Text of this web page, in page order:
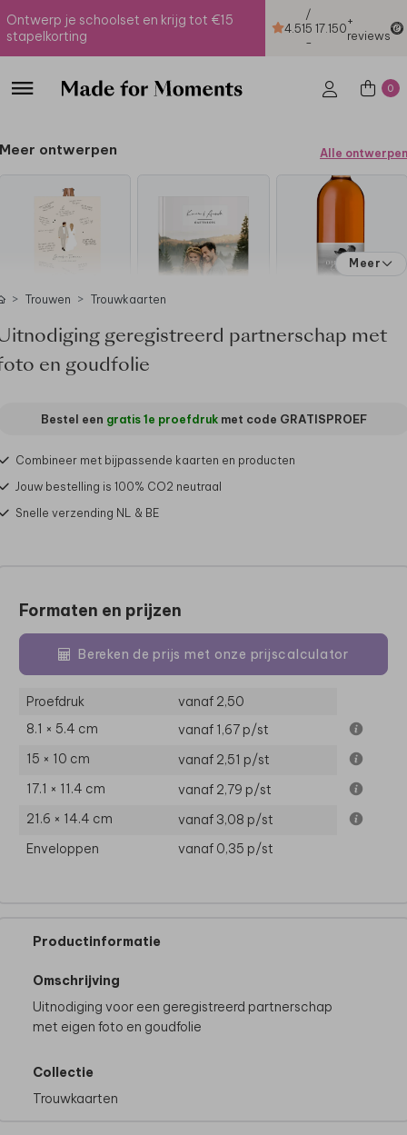
Ontwerp je schoolset en krijg tot €15
stapelkorting
4.51
/
5
-
17.150+
reviews
0
Meer ontwerpen Alle ontwerpen
Meer
Trouwen Trouwkaarten
geregistreerd partnerschap met
en goudfolie
Bestel een gratis 1e proefdrukmet code GRATISPROEF
Combineer met bijpassende kaarten en producten
Jouw bestelling is 100% CO2 neutraal
Snelle verzending NL & BE
Formaten en prijzen
Bereken de prijs met onze prijscalculator
Proefdruk
vanaf 2,50
8.1 × 5.4 cm
vanaf 1,67 p/st
15 × 10 cm
vanaf 2,51 p/st
17.1 × 11.4 cm
vanaf 2,79 p/st
21.6 × 14.4 cm
vanaf 3,08 p/st
Enveloppen
vanaf 0,35 p/st
Productinformatie
Omschrijving
Uitnodiging voor een geregistreerd partnerschap
met eigen foto en goudfolie
Collectie
Trouwkaarten